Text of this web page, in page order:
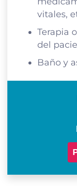
vitales,
Terapia
del
Baño y